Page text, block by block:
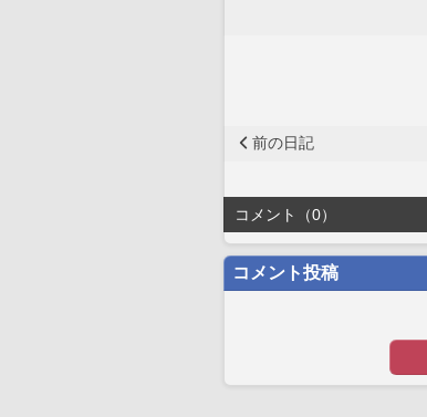
前の日記
コメント（0）
コメント投稿